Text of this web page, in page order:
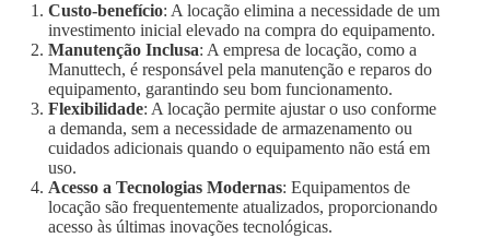
Custo-benefício: A locação elimina a necessidade de um
investimento inicial elevado na compra do equipamento.
Manutenção Inclusa: A empresa de locação, como a
Manuttech, é responsável pela manutenção e reparos do
equipamento, garantindo seu bom funcionamento.
Flexibilidade: A locação permite ajustar o uso conforme
a demanda, sem a necessidade de armazenamento ou
cuidados adicionais quando o equipamento não está em
uso.
Acesso a Tecnologias Modernas: Equipamentos de
locação são frequentemente atualizados, proporcionando
acesso às últimas inovações tecnológicas.